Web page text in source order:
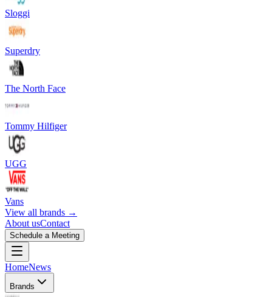
Sloggi
Superdry
The North Face
Tommy Hilfiger
UGG
Vans
View all brands →
About usContact
Schedule a Meeting
HomeNews
Brands